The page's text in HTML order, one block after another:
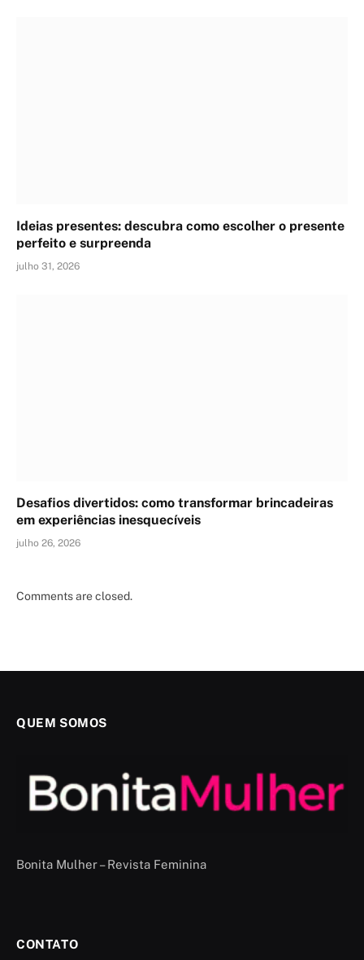
Ideias presentes: descubra como escolher o presente
perfeito e surpreenda
julho 31, 2026
Desafios divertidos: como transformar brincadeiras
em experiências inesquecíveis
julho 26, 2026
Comments are closed.
QUEM SOMOS
Bonita Mulher – Revista Feminina
CONTATO